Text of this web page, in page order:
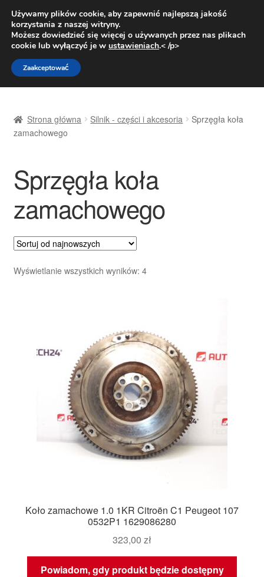
DOSTAWA od 31 zł
Pn.-pt. 9:00-16:00800 003 167
Przejdź
do
nawigacji
Przejdź
do
treści
Dostawa
Kontakt
Moje konto
O nas
Procedura reklamacyjna
Zamówienia
Strona główna Silnik - części i akcesoria
Sprzęgła koła
zamachowego
Sprzęgła koła
zamachowego
Wyświetlanie wszystkich wyników: 4Posortowane
Koło zamachowe 1.0 1KR Citroën C1 Peugeot 107
0532P1 1629086280
323,00 zł
Powiadom, gdy produkt będzie dostępny
Używamy plików cookie, aby zapewnić najlepszą jakość
korzystania z naszej witryny.
Możesz dowiedzieć się więcej o używanych przez nas plikach
cookie lub wyłączyć je w ustawieniach.< /p>
Zaakceptować